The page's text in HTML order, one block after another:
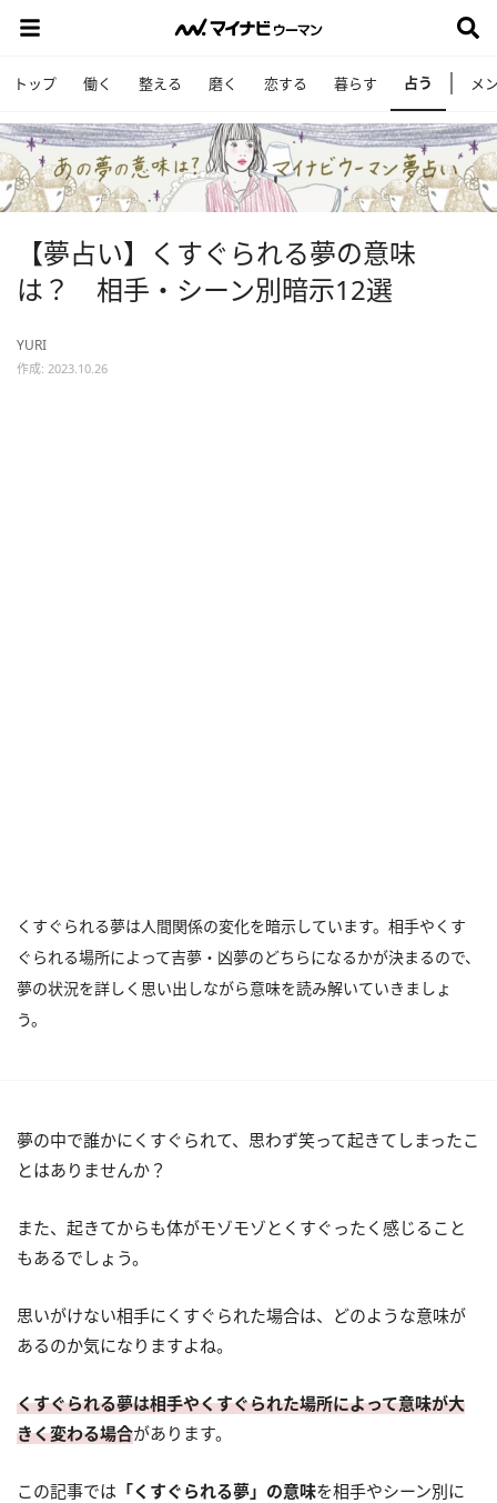
トップ 働く 整える 磨く 恋する 暮らす 占う メ
【夢占い】くすぐられる夢の意味
は？ 相手・シーン別暗示12選
YURI
作成: 2023.10.26
くすぐられる夢は人間関係の変化を暗示しています。相手やくす
ぐられる場所によって吉夢・凶夢のどちらになるかが決まるので、
夢の状況を詳しく思い出しながら意味を読み解いていきましょ
う。
夢の中で誰かにくすぐられて、思わず笑って起きてしまったこ
とはありませんか？
また、起きてからも体がモゾモゾとくすぐったく感じること
もあるでしょう。
思いがけない相手にくすぐられた場合は、どのような意味が
あるのか気になりますよね。
くすぐられる夢は相手やくすぐられた場所によって意味が大
きく変わる場合があります。
この記事では 「くすぐられる夢」の意味を相手やシーン別に